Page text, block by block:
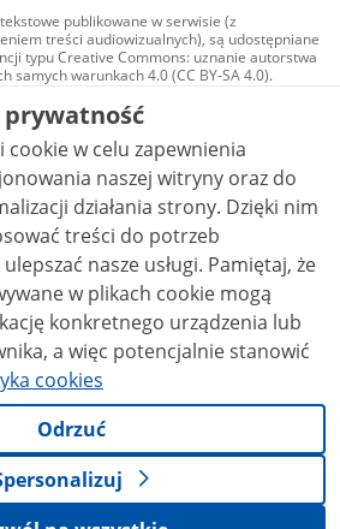
publikowane w serwisie (z
treści audiowizualnych), są udostępniane
typu Creative Commons: uznanie autorstwa
samych warunkach 4.0 (CC BY-SA 4.0).
audiowizualne, w tym zdjęcia, materiały
są udostępniane na licencji typu
Commons: uznanie autorstwa użycie
- bez utworów zależnych 4.0 (CC BY-
4.0), o ile nie jest to stwierdzone inaczej.
prywatność
w celu zapewnienia
naszej witryny oraz do
działania strony. Dzięki nim
treści do potrzeb
nasze usługi. Pamiętaj, że
w plikach cookie mogą
konkretnego urządzenia lub
a więc potencjalnie stanowić
cookies
Odrzuć